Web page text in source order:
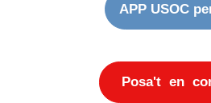
APP USOC
Posa't en